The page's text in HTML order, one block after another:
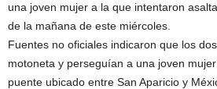
una joven mujer a la que intentaron
de la mañana de este miércoles.
Fuentes no oficiales indicaron que los
motoneta y perseguían a una joven
puente ubicado entre San Aparicio y